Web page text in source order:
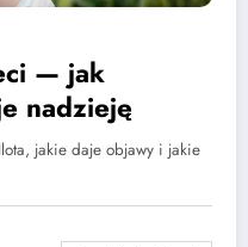
— jak
nadzieję
jakie daje objawy i jakie